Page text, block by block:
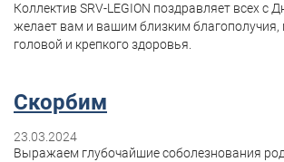
Коллектив SRV-LEGION поздравляет всех с
желает вам и вашим близким благополучия,
головой и крепкого здоровья.
Скорбим
23.03.2024
Выражаем глубочайшие соболезнования